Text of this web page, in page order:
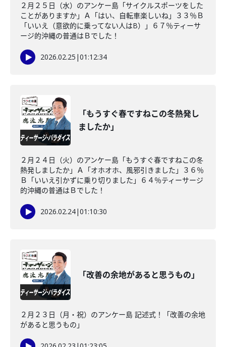
２月２５日（水）のアンケー島「サイクルスポーツをした
ことがありますか」Ａ「はい、自転車楽しいね」３３％Ｂ
「いいえ（意欲的に乗ってない人はB）」６７％ティーサ
ージ的沖縄の普通はＢでした！
2026.02.25 |01:12:34
「もうすぐ春ですねこの冬熱発し
ましたか」
２月２４日（火）のアンケー島「もうすぐ春ですねこの冬
熱発しましたか」Ａ「オホオホ、風邪引きました」３６％
Ｂ「いいえ引かずに乗り切りました」６４％ティーサージ
的沖縄の普通はＢでした！
2026.02.24|01:10:30
「改善の余地があると思うもの」
２月２３日（月・祝）のアンケー島 記述式！「改善の余地
があると思うもの」